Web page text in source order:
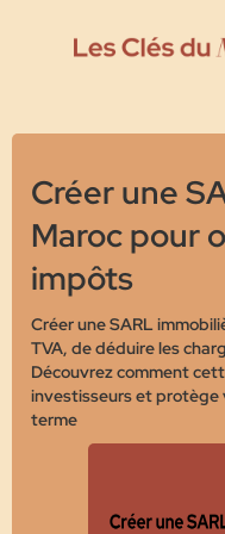
Créer une
Maroc pour
impôts
Créer une SARL
TVA, de déduire les
Découvrez comment
investisseurs et protège
terme